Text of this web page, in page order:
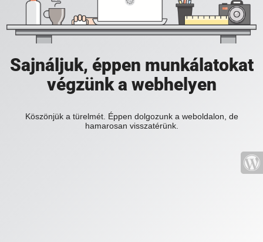
Sajnáljuk, éppen munkálatokat
végzünk a webhelyen
Köszönjük a türelmét. Éppen dolgozunk a weboldalon, de
hamarosan visszatérünk.